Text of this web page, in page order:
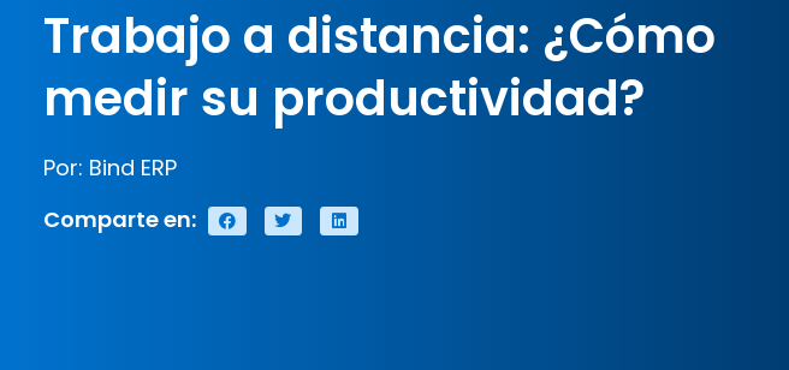
Trabajo a distancia: ¿Cómo
medir su productividad?
Por: Bind ERP
Comparte en: